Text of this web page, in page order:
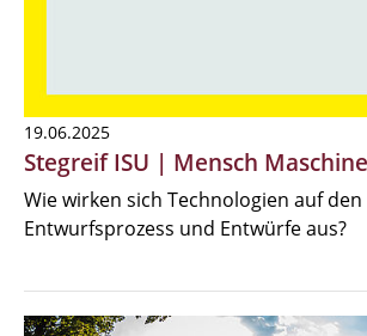
19.06.2025
Stegreif ISU | Mensch
Wie wirken sich Technologien auf den
Entwurfsprozess und Entwürfe aus?